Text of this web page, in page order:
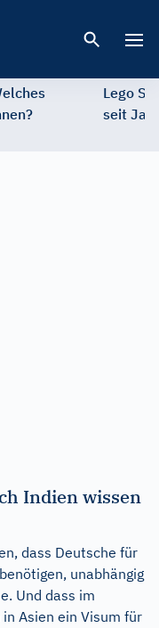
Lego
seit
Indien wissen
dass Deutsche für
unabhängig
Und dass im
Asien ein Visum für